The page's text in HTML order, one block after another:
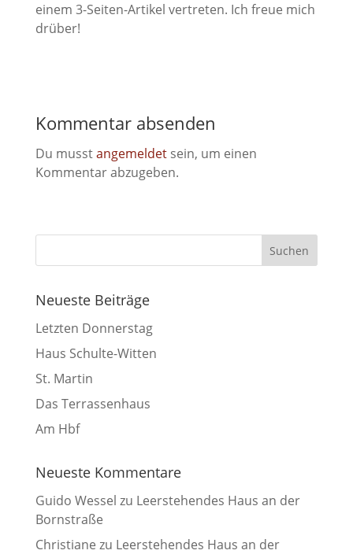
einem 3-Seiten-Artikel vertreten. Ich freue mich
drüber!
Kommentar absenden
Du musstangemeldetsein, um einen
Kommentar abzugeben.
Neueste Beiträge
Letzten Donnerstag
Haus Schulte-Witten
St. Martin
Das Terrassenhaus
Am Hbf
Neueste Kommentare
Guido Wessel zu Leerstehendes Haus an der
Bornstraße
Christiane zu Leerstehendes Haus an der